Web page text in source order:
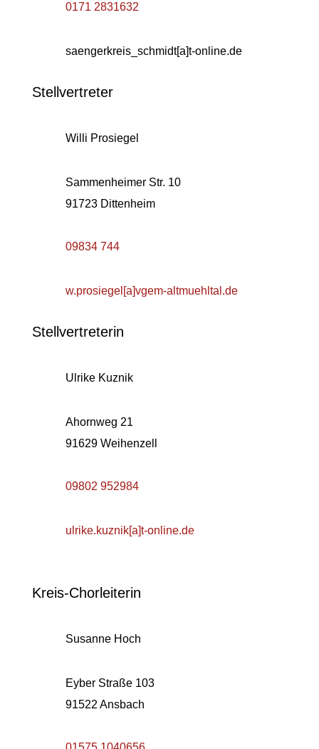
0171 2831632
saengerkreis_schmidt[a]t-online.de
Stellvertreter
Willi Prosiegel
Sammenheimer Str. 10
91723 Dittenheim
09834 744
w.prosiegel[a]vgem-altmuehltal.de
Stellvertreterin
Ulrike Kuznik
Ahornweg 21
91629 Weihenzell
09802 952984
ulrike.kuznik[a]t-online.de
Kreis-Chorleiterin
Susanne Hoch
Eyber Straße 103
91522 Ansbach